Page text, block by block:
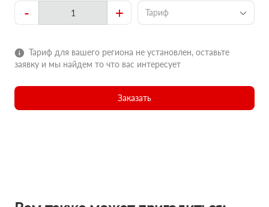
- + Тариф
Тариф для вашего региона не установлен, оставьте
заявку и мы найдем то что вас интересует
Заказать